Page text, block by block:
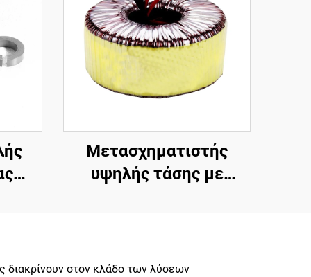
Μετασχηματιστής
υψηλής τάσης με
ισχύος 45 0 45,
στον κλάδο των λύσεων